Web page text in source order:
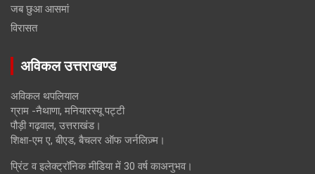
जब छुआ आसमां
विरासत
अविकल उत्तराखण्ड
अविकल थपलियाल
ग्राम -नैथाणा, मनियारस्यू पट्टी
पौड़ी गढ़वाल, उत्तराखंड।
शिक्षा-एम ए, बीएड, बैचलर ऑफ जर्नलिज़्म।
प्रिंट व इलेक्ट्रॉनिक मीडिया में 30 वर्ष काअनुभव।